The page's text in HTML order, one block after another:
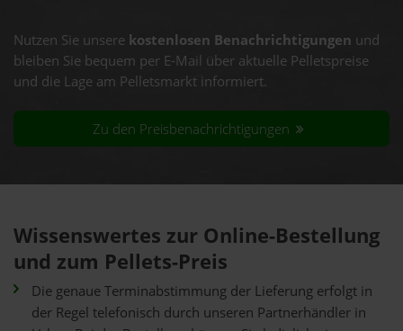
Nutzen Sie unsere kostenlosen Benachrichtigungen und
bleiben Sie bequem per E-Mail über aktuelle Pelletspreise
und die Lage am Pelletsmarkt informiert.
Zu den Preisbenachrichtigungen
Wissenswertes zur Online-Bestellung
und zum Pellets-Preis
Die genaue Terminabstimmung der Lieferung erfolgt in
der Regel telefonisch durch unseren Partnerhändler in